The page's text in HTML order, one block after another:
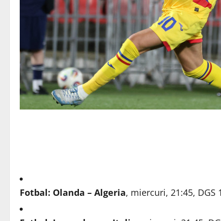
Fotbal: Olanda – Algeria, miercuri, 21:45, DGS